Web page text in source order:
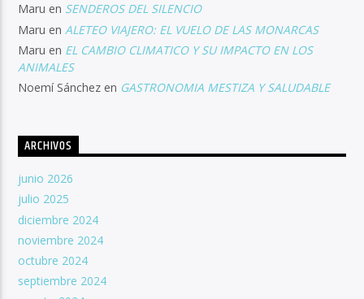
Maru en SENDEROS DEL SILENCIO
Maru en ALETEO VIAJERO: EL VUELO DE LAS MONARCAS
Maru en EL CAMBIO CLIMATICO Y SU IMPACTO EN LOS
ANIMALES
Noemí Sánchez en GASTRONOMIA MESTIZA Y SALUDABLE
ARCHIVOS
junio 2026
julio 2025
diciembre 2024
noviembre 2024
octubre 2024
septiembre 2024